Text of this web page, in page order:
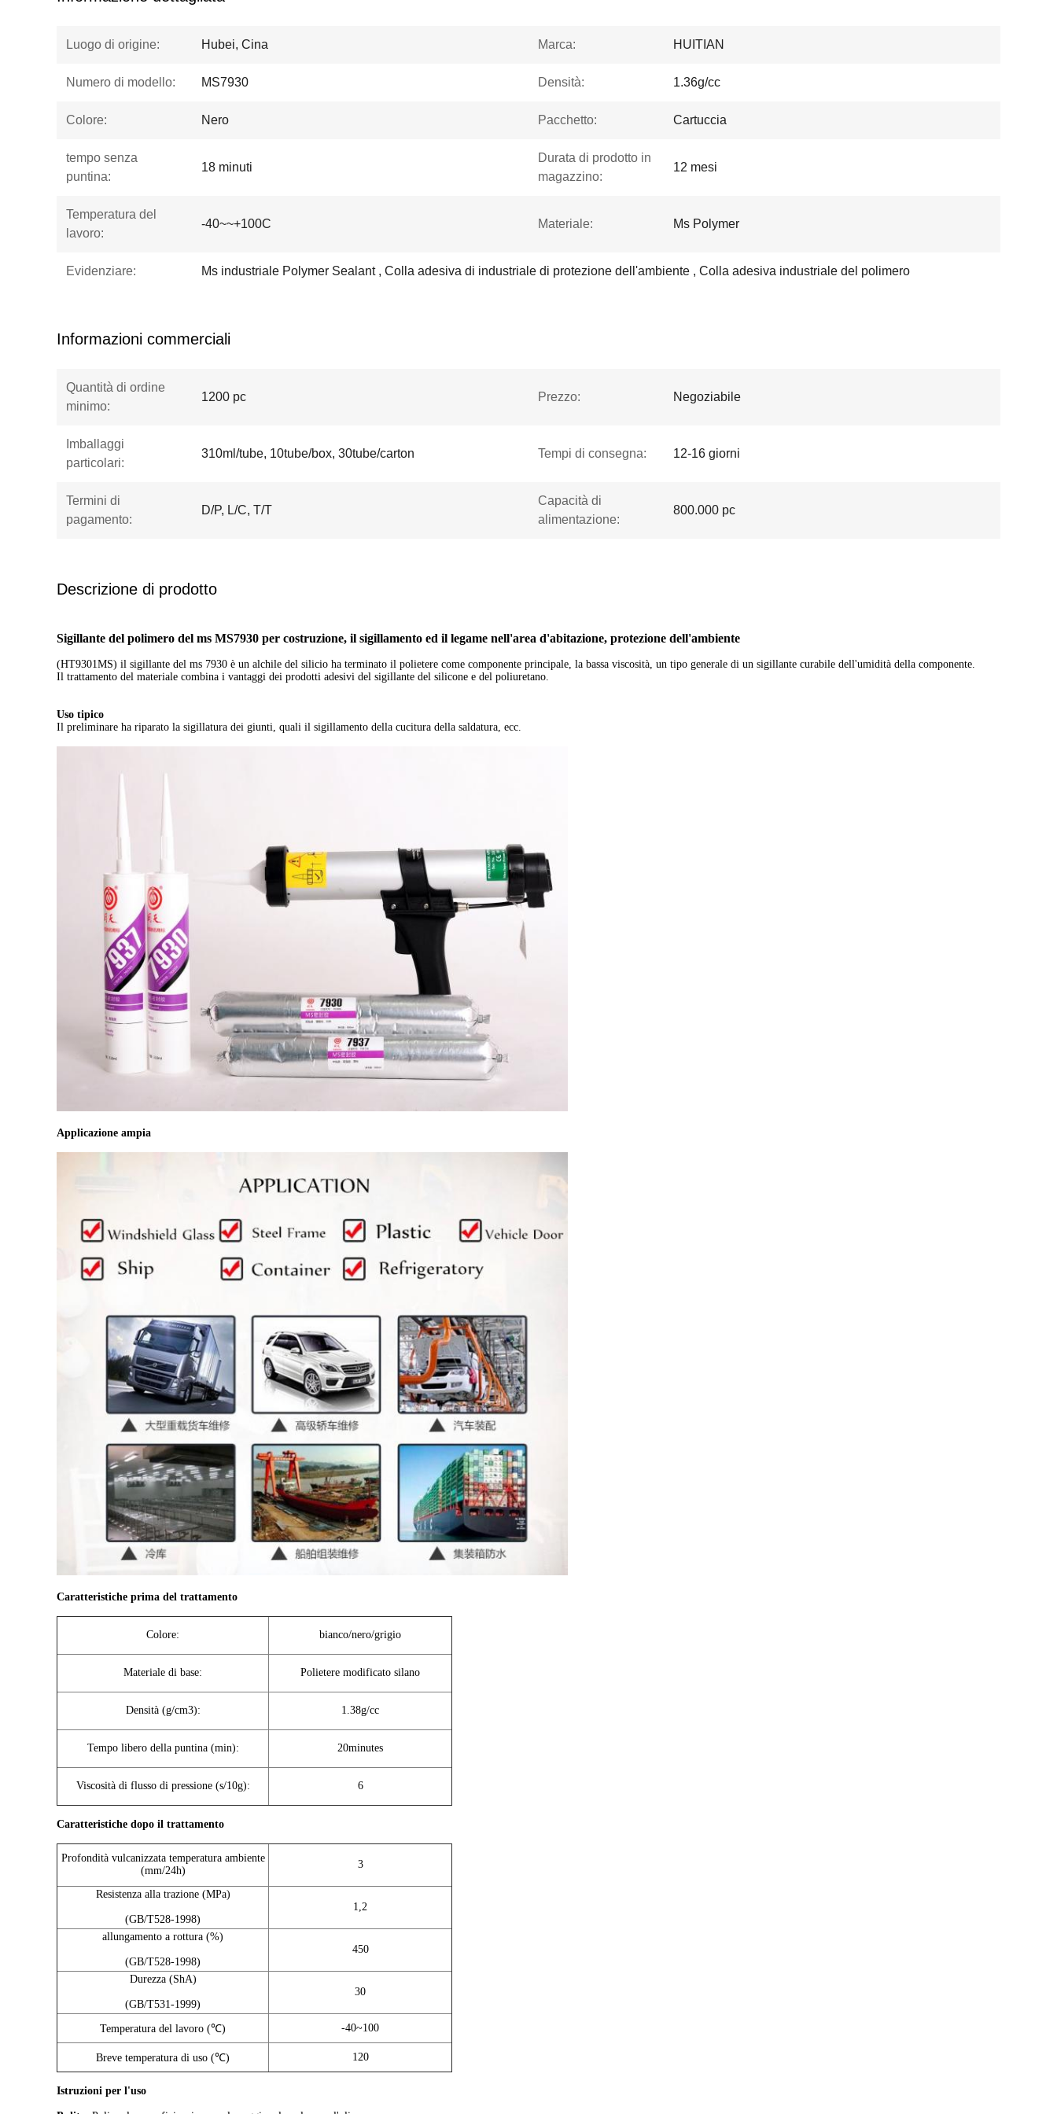
Luogo di origine: Hubei, Cina Marca: HUITIAN
Numero di modello: MS7930 Densità: 1.36g/cc
Colore: Nero Pacchetto: Cartuccia
tempo senza
puntina:
18 minuti
Durata di prodotto in
magazzino:
12 mesi
Temperatura del
lavoro:
-40~~+100C Materiale: Ms Polymer
Evidenziare: Ms industriale Polymer Sealant , Colla adesiva di industriale di protezione dell'ambiente , Colla adesiva industriale del polimero
Informazioni commerciali
Quantità di ordine
minimo:
1200 pc Prezzo: Negoziabile
Imballaggi
particolari:
310ml/tube, 10tube/box, 30tube/carton Tempi di consegna: 12-16 giorni
Termini di
pagamento:
D/P, L/C, T/T
Capacità di
alimentazione:
800.000 pc
Descrizione di prodotto
Sigillante del polimero del ms MS7930 per costruzione, il sigillamento ed il legame nell'area d'abitazione, protezione dell'ambiente
(HT9301MS) il sigillante del ms 7930 è un alchile del silicio ha terminato il polietere come componente principale, la bassa viscosità, un tipo generale di un sigillante curabile dell'umidità della componente.
Il trattamento del materiale combina i vantaggi dei prodotti adesivi del sigillante del silicone e del poliuretano.
Uso tipico
Il preliminare ha riparato la sigillatura dei giunti, quali il sigillamento della cucitura della saldatura, ecc.
Applicazione ampia
Caratteristiche prima del trattamento
Colore: bianco/nero/grigio
Materiale di base: Polietere modificato silano
Densità (g/cm3): 1.38g/cc
Tempo libero della puntina (min): 20minutes
Viscosità di flusso di pressione (s/10g): 6
Caratteristiche dopo il trattamento
Profondità vulcanizzata temperatura ambiente
(mm/24h)
3
Resistenza alla trazione (MPa)
(GB/T528-1998)
1,2
allungamento a rottura (%)
(GB/T528-1998)
450
Durezza (ShA)
(GB/T531-1999)
30
Temperatura del lavoro (℃) -40~100
Breve temperatura di uso (℃) 120
Istruzioni per l'uso